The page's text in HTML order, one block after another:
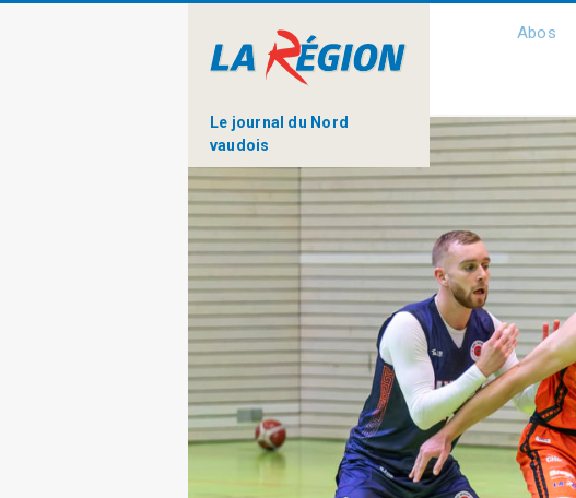
Le journal du Nord
vaudois
Abos